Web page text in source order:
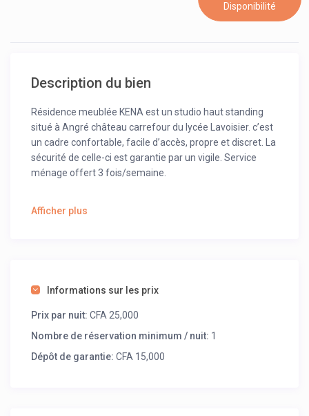
Disponibilité
Description du bien
Résidence meublée KENA est un studio haut standing
situé à Angré château carrefour du lycée Lavoisier. c’est
un cadre confortable, facile d’accès, propre et discret. La
sécurité de celle-ci est garantie par un vigile. Service
ménage offert 3 fois/semaine.
TV, un Chauffe -eau, micro-ondes, Gazinière, parking
Afficher plus
Informations sur les prix
Prix par nuit: CFA 25,000
Nombre de réservation minimum / nuit: 1
Dépôt de garantie: CFA 15,000